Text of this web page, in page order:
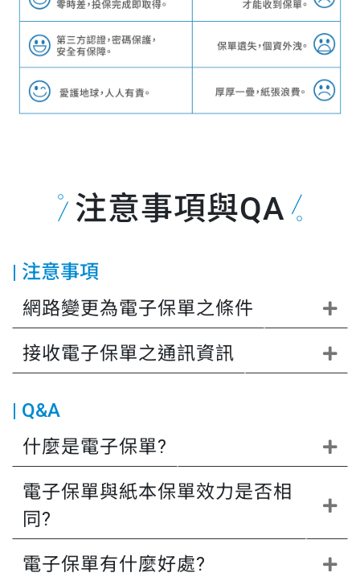
注意事項與QA
注意事項
網路變更為電子保單之條件
接收電子保單之通訊資訊
Q&A
什麼是電子保單?
電子保單與紙本保單效力是否相
同?
電子保單有什麼好處?